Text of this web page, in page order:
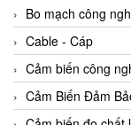
Aichi Tokei Denki
Aii Vietnam
AIKOH
AINUO Vietnam
AIR MAJOR
Bo mạch công
Cable - Cáp
Cảm biến công
Cảm Biến Đảm